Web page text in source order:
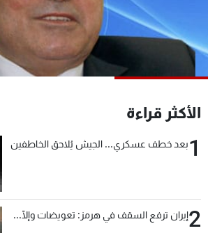
الأكثر قراءة
1بعد خطف عسكري... الجيش يُلاحق الخاطفين
2إيران ترفع السقف في هرمز: تعويضات وإلّا...
جدول البرامج
شاهد البرامج
الترددات
عن MTV
لاعلاناتكم
شروط الإسـتخدام